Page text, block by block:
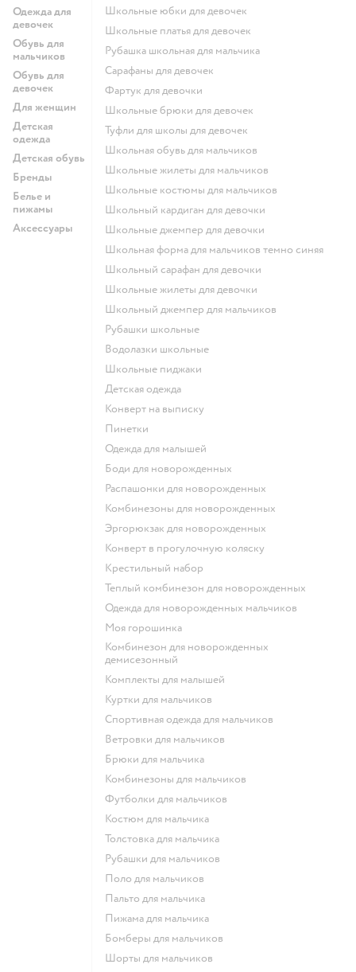
Одежда для
девочек
Обувь для
мальчиков
Обувь для
девочек
Для женщин
Детская
одежда
Детская обувь
Бренды
Белье и
пижамы
Аксессуары
Школьные юбки для девочек
Школьные платья для девочек
Рубашка школьная для мальчика
Сарафаны для девочек
Фартук для девочки
Школьные брюки для девочек
Туфли для школы для девочек
Школьная обувь для мальчиков
Школьные жилеты для мальчиков
Школьные костюмы для мальчиков
Школьный кардиган для девочки
Школьные джемпер для девочки
Школьная форма для мальчиков темно синяя
Школьный сарафан для девочки
Школьные жилеты для девочки
Школьный джемпер для мальчиков
Рубашки школьные
Водолазки школьные
Школьные пиджаки
Детская одежда
Конверт на выписку
Пинетки
Одежда для малышей
Боди для новорожденных
Распашонки для новорожденных
Комбинезоны для новорожденных
Эргорюкзак для новорожденных
Конверт в прогулочную коляску
Крестильный набор
Теплый комбинезон для новорожденных
Одежда для новорожденных мальчиков
Моя горошинка
Комбинезон для новорожденных
демисезонный
Комплекты для малышей
Куртки для мальчиков
Спортивная одежда для мальчиков
Ветровки для мальчиков
Брюки для мальчика
Комбинезоны для мальчиков
Футболки для мальчиков
Костюм для мальчика
Толстовка для мальчика
Рубашки для мальчиков
Поло для мальчиков
Пальто для мальчика
Пижама для мальчика
Бомберы для мальчиков
Шорты для мальчиков